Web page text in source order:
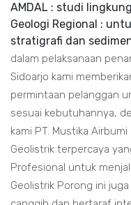
AMDAL : studi
Geologi Regional :
stratigrafi dan
dalam pelaksanaan
Sidoarjo kami
permintaan pelanggan
sesuai kebutuhannya,
kami PT. Mustika
Geolistrik terpercaya
Profesional untuk
Geolistrik Porong ini